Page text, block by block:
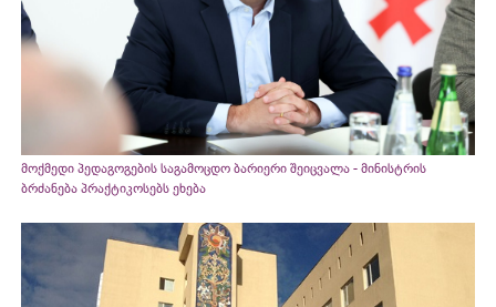
მოქმედი პედაგოგების საგამოცდო ბარიერი შეიცვალა - მინისტრის
ბრძანება პრაქტიკოსებს ეხება